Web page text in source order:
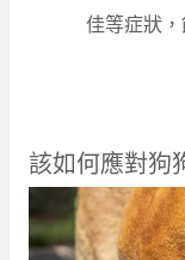
佳等症狀
該如何應對狗